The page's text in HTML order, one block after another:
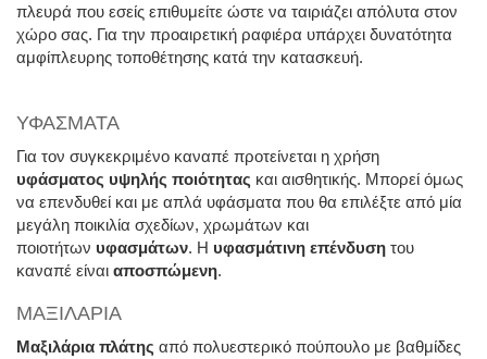
πλευρά που εσείς επιθυμείτε ώστε να ταιριάζει απόλυτα στον
χώρο σας. Για την προαιρετική ραφιέρα υπάρχει δυνατότητα
αμφίπλευρης τοποθέτησης κατά την κατασκευή.
ΥΦΑΣΜΑΤΑ
Για τον συγκεκριμένο καναπέ προτείνεται η χρήση
υφάσματος υψηλής ποιότητας και αισθητικής. Μπορεί όμως
να επενδυθεί και με απλά υφάσματα που θα επιλέξτε από μία
μεγάλη ποικιλία σχεδίων, χρωμάτων και
ποιοτήτων υφασμάτων. Η υφασμάτινη επένδυση του
καναπέ είναι αποσπώμενη.
ΜΑΞΙΛΑΡΙΑ
Μαξιλάρια πλάτης από πολυεστερικό πούπουλο με βαθμίδες